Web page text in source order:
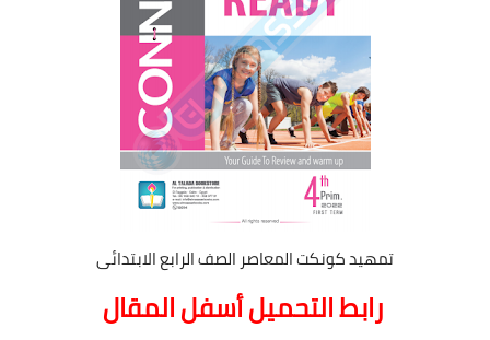
تمهيد كونكت المعاصر الصف الرابع الابتدائى
رابط التحميل أسفل المقال